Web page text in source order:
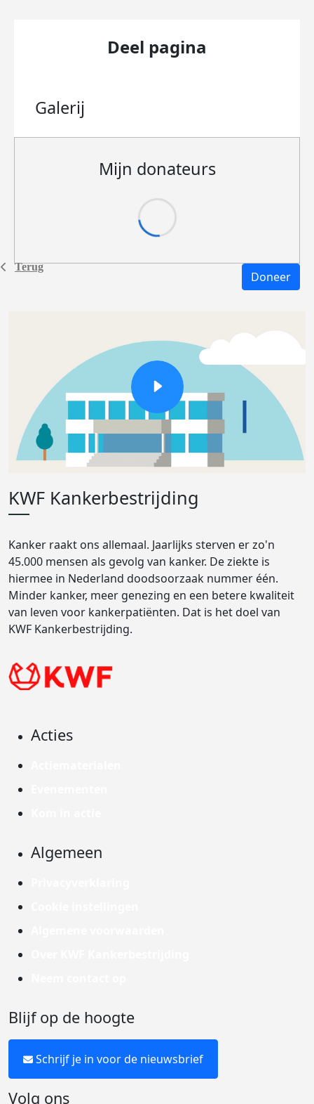
Terug
Deel pagina
Galerij
Mijn donateurs
Doneer
KWF Kankerbestrijding
Kanker raakt ons allemaal. Jaarlijks sterven er zo'n
45.000 mensen als gevolg van kanker. De ziekte is
hiermee in Nederland doodsoorzaak nummer één.
Minder kanker, meer genezing en een betere kwaliteit
van leven voor kankerpatiënten. Dat is het doel van
KWF Kankerbestrijding.
Acties
Algemeen
Blijf op de hoogte
Schrijf je in voor de nieuwsbrief
Volg ons